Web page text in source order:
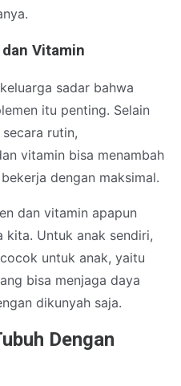
Vitamin
sadar bahwa
itu penting. Selain
rutin,
vitamin bisa menambah
dengan maksimal.
dan vitamin apapun
Untuk anak sendiri,
untuk anak, yaitu
bisa menjaga daya
dikunyah saja.
Dengan